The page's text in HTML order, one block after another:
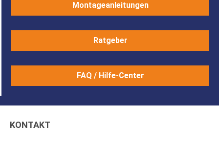
Montageanleitungen
Ratgeber
FAQ / Hilfe-Center
KONTAKT